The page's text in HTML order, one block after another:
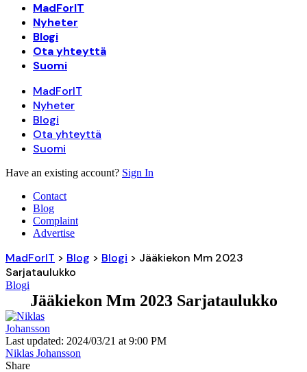
MadForIT
Nyheter
Blogi
Ota yhteyttä
Suomi
MadForIT
Nyheter
Blogi
Ota yhteyttä
Suomi
Have an existing account? Sign In
Contact
Blog
Complaint
Advertise
MadForIT > Blog > Blogi > Jääkiekon Mm 2023
Sarjataulukko
Blogi
Jääkiekon Mm 2023 Sarjataulukko
Last updated: 2024/03/21 at 9:00 PM
Niklas Johansson
Share